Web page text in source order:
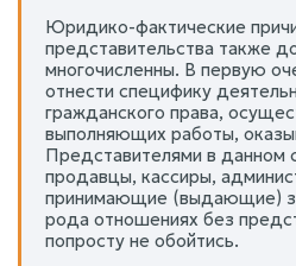
Юридико-фактические
представительства также
многочисленны. В первую
отнести специфику
гражданского права,
выполняющих работы,
Представителями в данном
продавцы, кассиры,
принимающие (выдающие)
рода отношениях без
попросту не обойтись.